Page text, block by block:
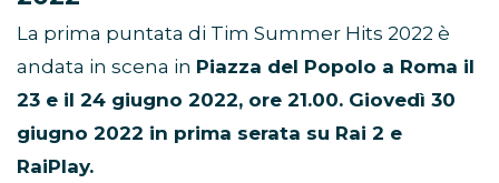
La prima puntata di Tim Summer Hits 2022 è
andata in scena in Piazza del Popolo a Roma il
23 e il 24 giugno 2022, ore 21.00. Giovedì 30
giugno 2022 in prima serata su Rai 2 e
RaiPlay.